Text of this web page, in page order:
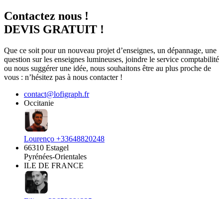
Contactez nous !
DEVIS GRATUIT !
Que ce soit pour un nouveau projet d’enseignes, un dépannage, une
question sur les enseignes lumineuses, joindre le service comptabilité
ou nous suggérer une idée, nous souhaitons être au plus proche de
vous : n’hésitez pas à nous contacter !
contact@lofigraph.fr
Occitanie
Lourenço +33648820248
66310 Estagel
Pyrénées-Orientales
ILE DE FRANCE